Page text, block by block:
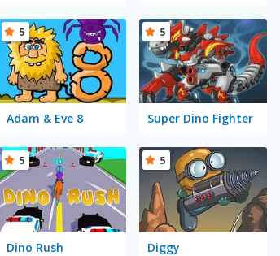
Adam & Eve 8
5
Super Dino Fighter
5
Dino Rush
5
Diggy
5